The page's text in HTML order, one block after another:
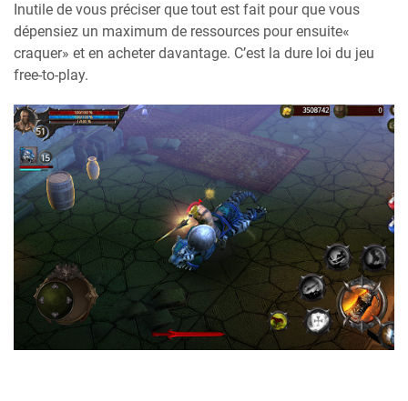
Inutile de vous préciser que tout est fait pour que vous
dépensiez un maximum de ressources pour ensuite«
craquer» et en acheter davantage. C’est la dure loi du jeu
free-to-play.